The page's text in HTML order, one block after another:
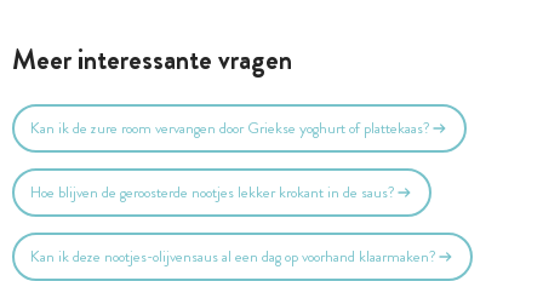
Meer interessante vragen
Kan ik de zure room vervangen door Griekse yoghurt of plattekaas?
Hoe blijven de geroosterde nootjes lekker krokant in de saus?
Kan ik deze nootjes-olijvensaus al een dag op voorhand klaarmaken?